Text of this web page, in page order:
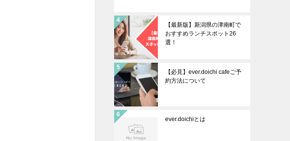
【最新版】新潟県の津南町で
おすすめランチスポット26
選！
【必見】ever.doichi cafeご予
約方法について
ever.doichiとは